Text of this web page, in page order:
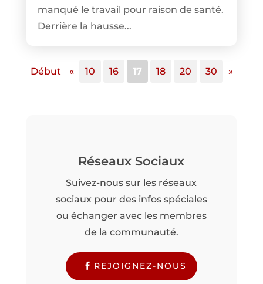
manqué le travail pour raison de santé.
Derrière la hausse...
Début « 10 16 17 18 20 30 »
Réseaux Sociaux
Suivez-nous sur les réseaux
sociaux pour des infos spéciales
ou échanger avec les membres
de la communauté.
REJOIGNEZ-NOUS